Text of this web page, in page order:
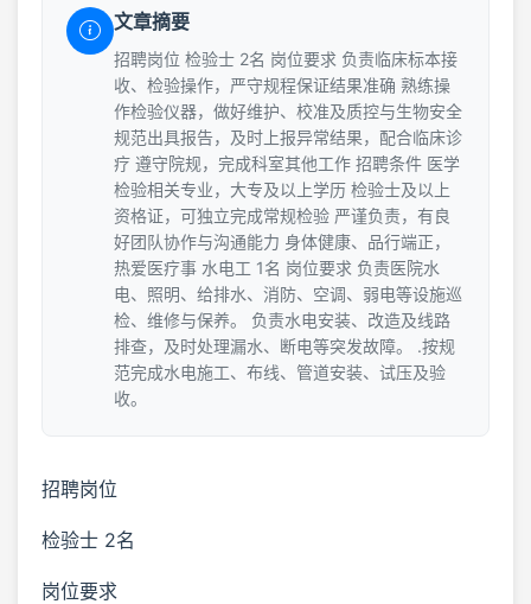
文章摘要
招聘岗位 检验士 2名 岗位要求 负责临床标本接
收、检验操作，严守规程保证结果准确 熟练操
作检验仪器，做好维护、校准及质控与生物安全
规范出具报告，及时上报异常结果，配合临床诊
疗 遵守院规，完成科室其他工作 招聘条件 医学
检验相关专业，大专及以上学历 检验士及以上
资格证，可独立完成常规检验 严谨负责，有良
好团队协作与沟通能力 身体健康、品行端正，
热爱医疗事 水电工 1名 岗位要求 负责医院水
电、照明、给排水、消防、空调、弱电等设施巡
检、维修与保养。 负责水电安装、改造及线路
排查，及时处理漏水、断电等突发故障。 .按规
范完成水电施工、布线、管道安装、试压及验
收。
招聘岗位
检验士 2名
岗位要求